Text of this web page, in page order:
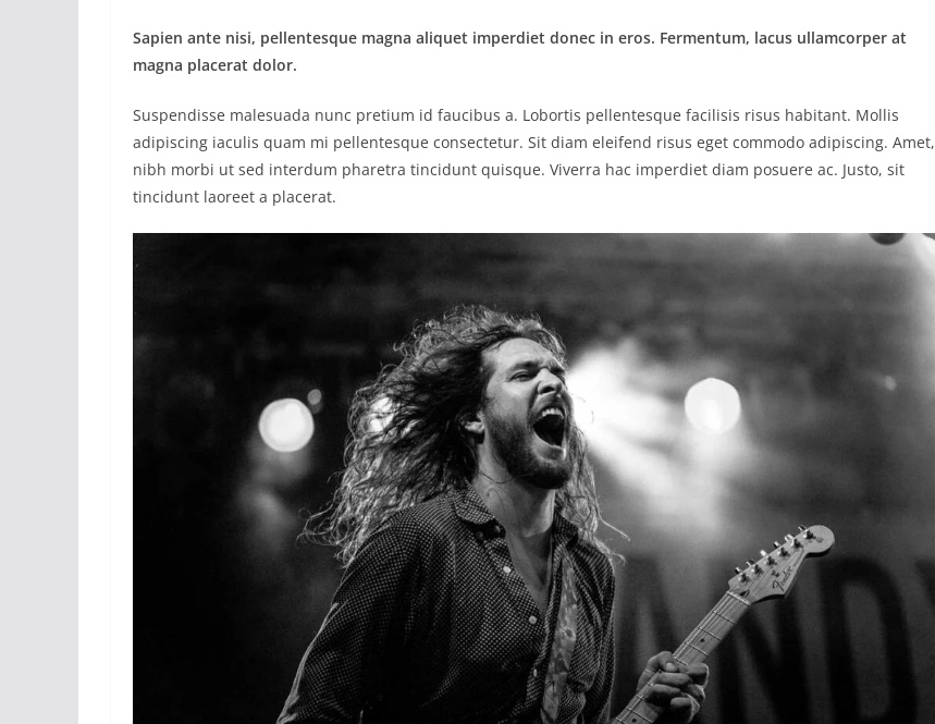
Sapien ante nisi, pellentesque magna aliquet imperdiet donec in eros. Fermentum, lacus ullamcorper at
magna placerat dolor.
Suspendisse malesuada nunc pretium id faucibus a. Lobortis pellentesque facilisis risus habitant. Mollis
adipiscing iaculis quam mi pellentesque consectetur. Sit diam eleifend risus eget commodo adipiscing. Amet,
nibh morbi ut sed interdum pharetra tincidunt quisque. Viverra hac imperdiet diam posuere ac. Justo, sit
tincidunt laoreet a placerat.